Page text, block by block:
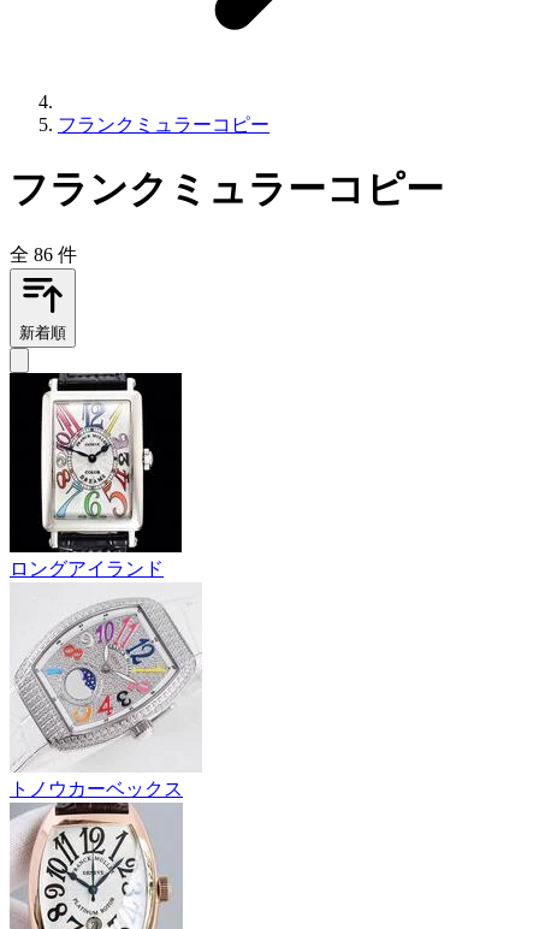
フランクミュラーコピー
フランクミュラーコピー
全 86 件
新着順
ロングアイランド
トノウカーベックス